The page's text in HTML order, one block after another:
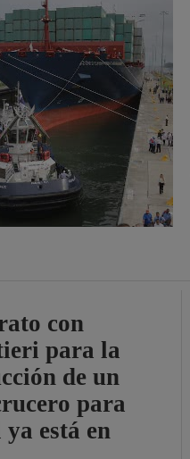
con
para la
de un
para
está en